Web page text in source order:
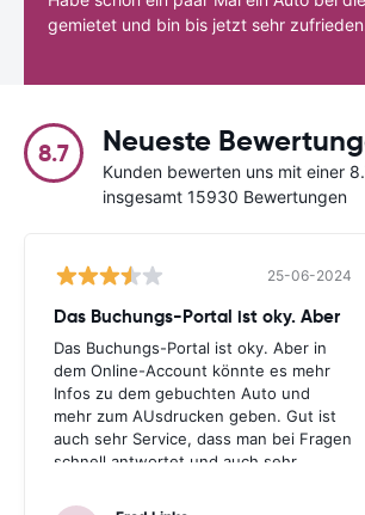
gemietet und bin bis jetzt sehr
8.7 Neueste
Kunden bewerten uns mit einer
insgesamt 15930 Bewertungen
25-06-2024
Das Buchungs-Portal ist oky. Aber
Das Buchungs-Portal ist oky. Aber in
dem Online-Account könnte es mehr
Infos zu dem gebuchten Auto und
mehr zum AUsdrucken geben. Gut ist
auch sehr Service, dass man bei Fragen
schnell antwortet und auch sehr
gute Erfahrung. Deshalb habe ich Sie